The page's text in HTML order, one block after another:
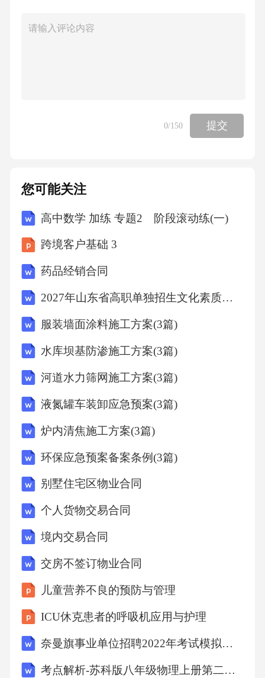
支付违约金。逾期超过[X]日的，甲方有权解除
签署房屋交接清单，应按照房屋总价款的[X%]
向甲方支付违约金。七、争议解决方式本合同
在地有管辖权的人民法院提起诉讼。八、其他
条款8.1本合同未尽事宜，双方可另行协商并签
订补充协议。补充协议与本合同具有同等法律
份，具有同等法律效力。8.3本合同自双方签字
（或盖章）之日起生效。甲方（签字/盖章）：_
_________________法定代表人或授权
0/150 提交
您可能关注
高中数学 加练 专题2 阶段滚动练(一)
跨境客户基础 3
药品经销合同
2027年山东省高职单独招生文化素质全真仿真卷（中职考生专用）
服装墙面涂料施工方案(3篇)
水库坝基防渗施工方案(3篇)
河道水力筛网施工方案(3篇)
液氮罐车装卸应急预案(3篇)
炉内清焦施工方案(3篇)
环保应急预案备案条例(3篇)
别墅住宅区物业合同
个人货物交易合同
境内交易合同
交房不签订物业合同
儿童营养不良的预防与管理
ICU休克患者的呼吸机应用与护理
奈曼旗事业单位招聘2022年考试模拟试题及答案解析18
考点解析-苏科版八年级物理上册第二章物态变化同步测试试卷(含答案解析)